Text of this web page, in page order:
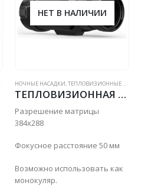
НЕТ В НАЛИЧИИ
НОЧНЫЕ НАСАДКИ,ТЕПЛОВИЗИОННЫЕ ПРИЦЕЛЫ
ТЕПЛОВИЗИОННАЯ НАСАДКА PULSAR CORE FXQ50
Разрешение матрицы
384х288
Фокусное расстояние 50 мм
Возможно использовать как
монокуляр.